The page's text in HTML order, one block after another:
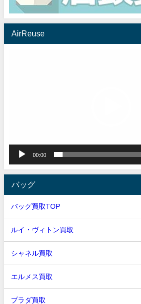
AirReuse
00:00
バッグ
バッグ買取TOP
ルイ・ヴィトン買取
シャネル買取
エルメス買取
プラダ買取